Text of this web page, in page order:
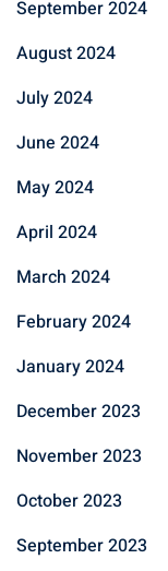
September 2024
August 2024
July 2024
June 2024
May 2024
April 2024
March 2024
February 2024
January 2024
December 2023
November 2023
October 2023
September 2023